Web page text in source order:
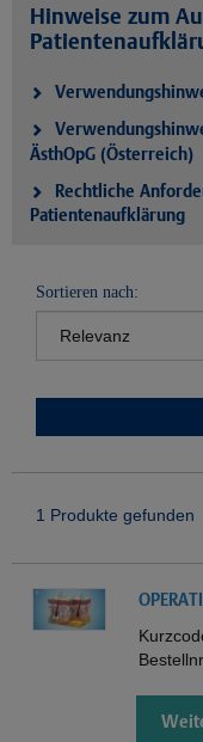
Hinweise zum
ÄsthOpG (Österreich)
Rechtliche
Patientenaufklärung
Sortieren nach:
1 Produkte gefunden